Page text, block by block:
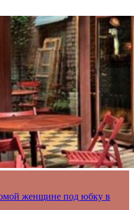
женщине под юбку в